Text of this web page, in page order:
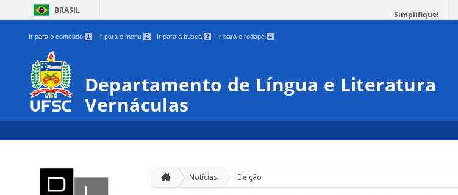
BRASIL Simplifique!
Ir para o conteúdo 1 Ir para o menu 2 Ir para a busca 3 Ir para o rodapé 4
Departamento de Língua e Literatura
Vernáculas
Notícias Eleição